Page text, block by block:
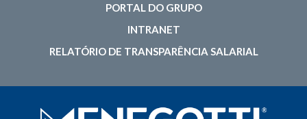
PORTAL DO GRUPO
INTRANET
RELATÓRIO DE TRANSPARÊNCIA SALARIAL